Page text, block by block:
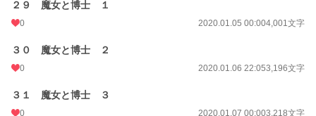
２９ 魔女と博士 １
0 2020.01.05 00:004,001文字
３０ 魔女と博士 ２
0 2020.01.06 22:053,196文字
３１ 魔女と博士 ３
0 2020.01.07 00:003,218文字